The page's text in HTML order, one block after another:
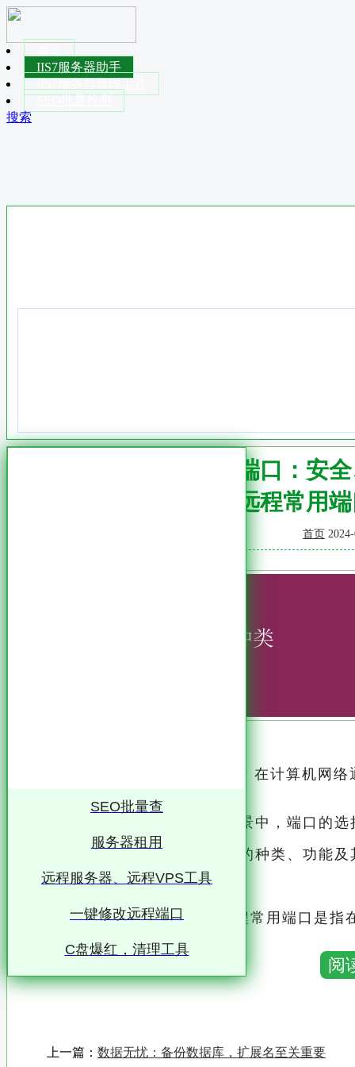
IIS7服务器助手
搜索
远程常用端口：安
远程常用
首页
远程常用端口的种类与功能分析 在计算机网
流的传输与控制
特别是在远程访问和管理场景中，端口的选
本文旨在探讨远程常用端口的种类、功能及
性方面的考虑
功能的网络端口
这些端口通过特定的协议和工具，实现远程
常见的远程访问端口包括SSH（安全外壳
阅
上一篇： 数据无忧：备份数据库，扩展名至关重要
SEO批量查
服务器租用
远程服务器、远程VPS工具
一键修改远程端口
C盘爆红，清理工具